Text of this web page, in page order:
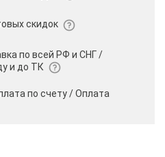
скидок
по всей РФ и СНГ /
и до ТК
по счету /Оплата